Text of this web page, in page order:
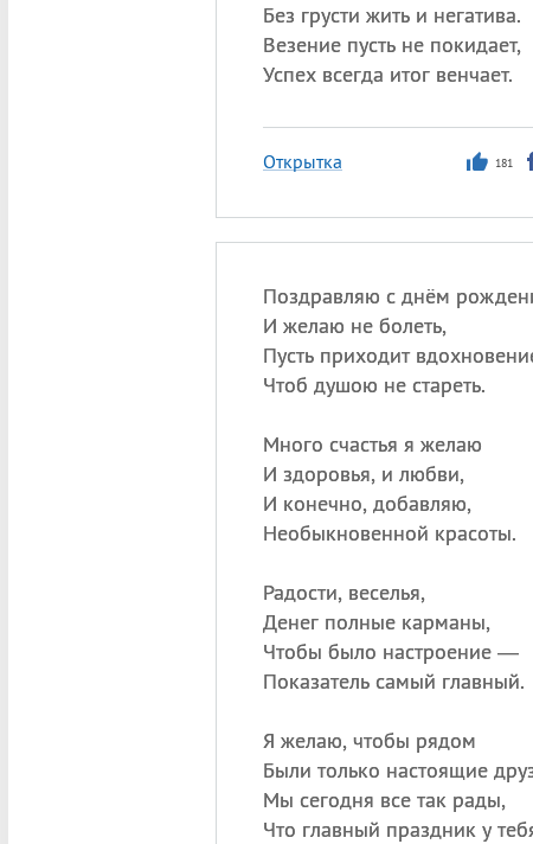
Без грусти жить и негатива.
Везение пусть не покидает,
Успех всегда итог венчает.
Открытка 181
Поздравляю с днём
И желаю не болеть,
Пусть приходит
Чтоб душою не стареть.
Много счастья я желаю
И здоровья, и любви,
И конечно, добавляю,
Необыкновенной красоты.
Радости, веселья,
Денег полные карманы,
Чтобы было настроение —
Показатель самый главный.
Я желаю, чтобы рядом
Были только настоящие
Мы сегодня все так рады,
Что главный праздник у